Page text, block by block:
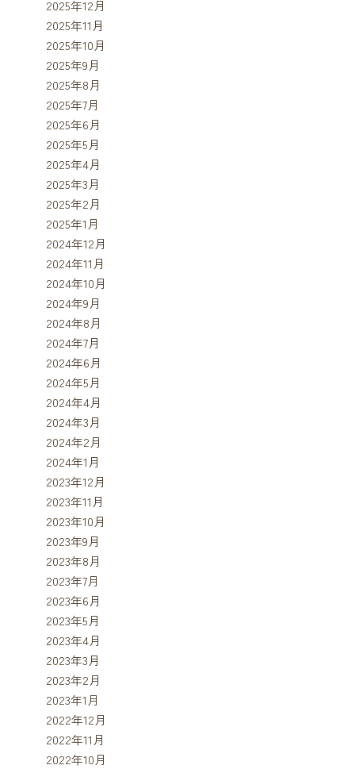
2025年12月
2025年11月
2025年10月
2025年9月
2025年8月
2025年7月
2025年6月
2025年5月
2025年4月
2025年3月
2025年2月
2025年1月
2024年12月
2024年11月
2024年10月
2024年9月
2024年8月
2024年7月
2024年6月
2024年5月
2024年4月
2024年3月
2024年2月
2024年1月
2023年12月
2023年11月
2023年10月
2023年9月
2023年8月
2023年7月
2023年6月
2023年5月
2023年4月
2023年3月
2023年2月
2023年1月
2022年12月
2022年11月
2022年10月